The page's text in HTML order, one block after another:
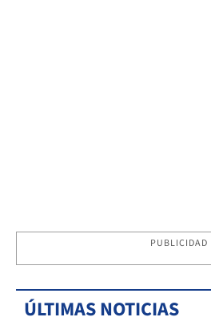
PUBLICIDAD
ÚLTIMAS NOTICIAS